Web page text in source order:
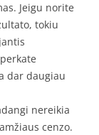
Jeigu norite
tokiu
dar daugiau
nereikia
cenzo.